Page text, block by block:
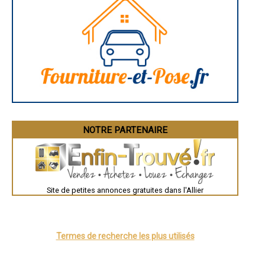
- Entreprise de traitement de remontées capillaires à Estivareilles
- Entreprise de traitement de remontées capillaires à Vaux
- Entreprise de traitement de remontées capillaires à Villeneuve-sur-
- Entreprise de traitement de remontées capillaires à Bézenet
- Entreprise de traitement de remontées capillaires à La Chapelaude
- Entreprise de traitement de remontées capillaires à Saint-Gérand-le-
- Entreprise de traitement de remontées capillaires à Thiel-sur-Acolin
- Entreprise de traitement de remontées capillaires à Espinasse-
- Entreprise de traitement de remontées capillaires à Marcillat-en-
- Entreprise de traitement de remontées capillaires à Chassenard
- Entreprise de traitement de remontées capillaires à Tronget
- Entreprise de traitement de remontées capillaires à Saligny-sur-
- Entreprise de traitement de remontées capillaires à Meaulne
- Entreprise de traitement de remontées capillaires à Besson
- Entreprise de traitement de remontées capillaires à Saint-Bonnet-
- Entreprise de traitement de remontées capillaires à Busset
NOTRE PARTENAIRE
Site de petites annonces gratuites dans l'Allier
Termes de recherche les plus utilisés